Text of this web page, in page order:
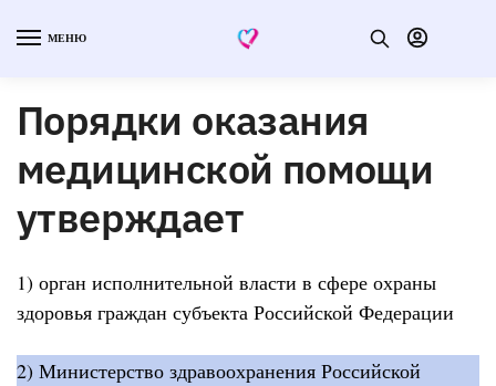
МЕНЮ
Порядки оказания
медицинской помощи
утверждает
1) орган исполнительной власти в сфере охраны
здоровья граждан субъекта Российской Федерации
2) Министерство здравоохранения Российской